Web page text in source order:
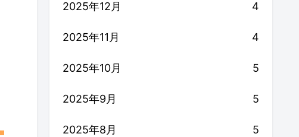
2025年12月 4
2025年11月 4
2025年10月 5
2025年9月 5
2025年8月 5